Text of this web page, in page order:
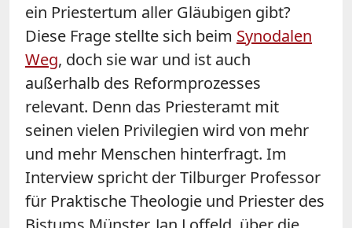
ein Priestertum aller Gläubigen gibt?
Diese Frage stellte sich beim Synodalen
Weg, doch sie war und ist auch
außerhalb des Reformprozesses
relevant. Denn das Priesteramt mit
seinen vielen Privilegien wird von mehr
und mehr Menschen hinterfragt. Im
Interview spricht der Tilburger Professor
für Praktische Theologie und Priester des